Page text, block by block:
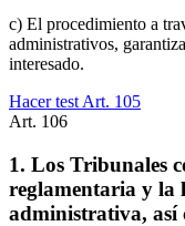
c) El procedimiento a
administrativos,
interesado.
Hacer test Art. 105
Art. 106
1. Los Tribunales
reglamentaria y la
administrativa,